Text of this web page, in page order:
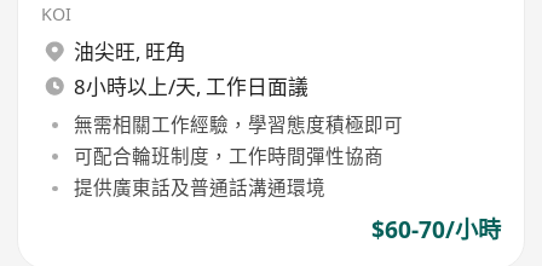
KOI
油尖旺, 旺角
8小時以上/天, 工作日面議
無需相關工作經驗，學習態度積極即可
可配合輪班制度，工作時間彈性協商
提供廣東話及普通話溝通環境
$60-70/小時